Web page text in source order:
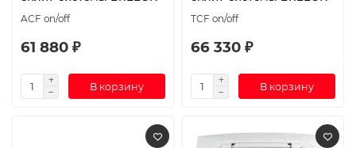
ACF on/off
61 880 ₽
В корзину
TCF on/off
66 330 ₽
В корзину